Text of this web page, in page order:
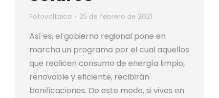
Fotovoltaica 25 de febrero de 2021
Así es, el gobierno regional pone en
marcha un programa por el cual aquellos
que realicen consumo de energía limpio,
renovable y eficiente, recibirán
bonificaciones. De este modo, si vives en